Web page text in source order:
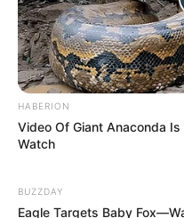
nouvelle version du
Prono V3.
Vous n’avez plus qu’à
en fera la synthèse,
PMU ?
HABERION
Video Of Giant Anaconda
Watch
BUZZDAY
Eagle Targets Baby